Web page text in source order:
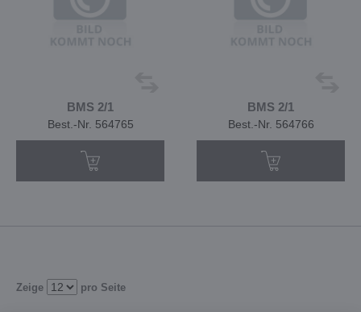
BMS 2/1
Best.-Nr. 564765
BMS 2/1
Best.-Nr. 564766
Zeige pro Seite